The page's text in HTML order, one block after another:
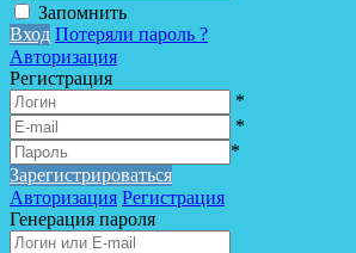
Запомнить
Вход Потеряли пароль ?
Авторизация
Регистрация
*
*
*
Зарегистрироваться
Авторизация Регистрация
Генерация пароля